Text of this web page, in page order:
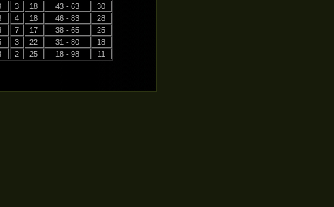
3 18 43 - 63
30
4 18 46 - 83
28
7 17 38 - 65
25
3 22 31 - 80
18
2 25 18 - 98 11